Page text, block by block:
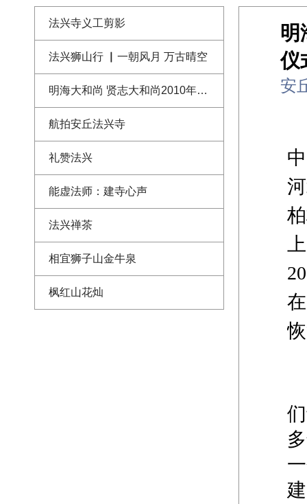
明
仪
安
法兴寺义工剪影
法兴狮山行 ▏一朝风月 万古晴空
明海大和尚 贤志大和尚2010年法兴寺恢复重建奠基仪式上的开示讲话
航拍安丘法兴寺
礼赞法兴
能虚法师：建寺心声
法兴禅茶
相宜狮子山金牛泉
枫红山花灿